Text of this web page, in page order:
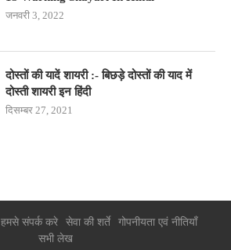
जनवरी 3, 2022
दोस्तों की यादें शायरी :- बिछड़े दोस्तों की याद में
दोस्ती शायरी इन हिंदी
दिसम्बर 27, 2021
हमसे संपर्क करे सेवा की शर्ते
गोपनीयता एवं नीतियाँ
सभी लेख